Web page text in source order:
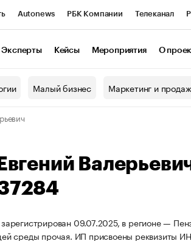
Autonews РБК Компании Телеканал
Эксперты Кейсы Мероприятия О
Малый бизнес Маркетинг и
09.07.2025, в регионе —
среды прочая. ИП присвоены